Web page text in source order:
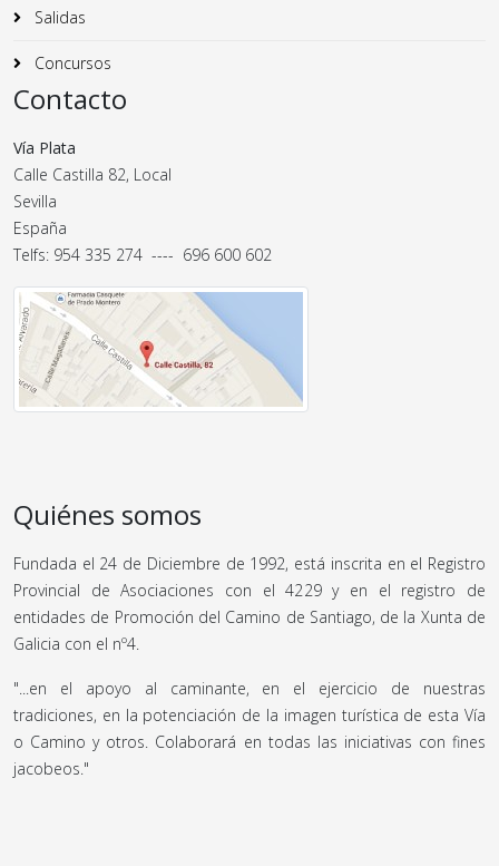
Salidas
Concursos
Contacto
Vía Plata
Calle Castilla 82, Local
Sevilla
España
Telfs: 954 335 274 ---- 696 600 602
Quiénes somos
Fundada el 24 de Diciembre de 1992, está inscrita en el Registro
Provincial de Asociaciones con el 4229 y en el registro de
entidades de Promoción del Camino de Santiago, de la Xunta de
Galicia con el nº4.
"...en el apoyo al caminante, en el ejercicio de nuestras
tradiciones, en la potenciación de la imagen turística de esta Vía
o Camino y otros. Colaborará en todas las iniciativas con fines
jacobeos."